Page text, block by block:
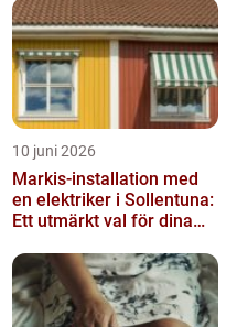
10 juni 2026
Markis-installation med
en elektriker i Sollentuna:
Ett utmärkt val för dina